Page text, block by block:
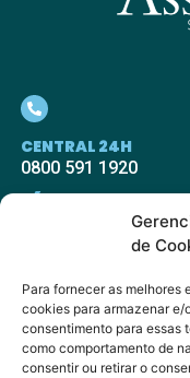
de
Para fornecer as melhores
cookies para armazenar e/
consentimento para essas
como comportamento de
consentir ou retirar o
CENTRAL 24H
0800 591 1920
SÃO PAULO
27 2464.0700
RIO DE JANEIRO
21 2391.6445